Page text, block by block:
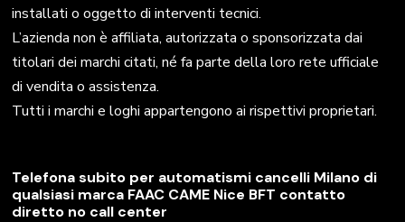
installati o oggetto di interventi tecnici.
L’azienda non è affiliata, autorizzata o sponsorizzata dai
titolari dei marchi citati, né fa parte della loro rete ufficiale
di vendita o assistenza.
Tutti i marchi e loghi appartengono ai rispettivi proprietari.
Telefona subito per automatismi cancelli Milano di
qualsiasi marca FAAC CAME Nice BFT contatto
diretto no call center